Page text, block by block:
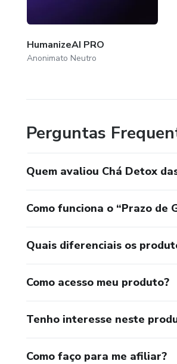
HumanizeAI PRO
Anonimato Neutro
Perguntas
Quem avaliou Chá Detox
Como funciona o “Prazo de
Quais diferenciais os
Como acesso meu produto?
Tenho interesse neste
Como faço para me afiliar?